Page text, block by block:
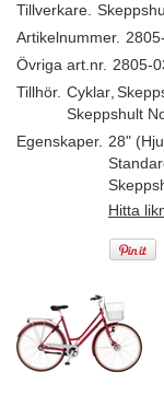
Tillverkare.
Artikelnummer.
Övriga art.nr. 2805-
Tillhör. Cyklar
Skeppshult
Egenskaper. 28"
Hitta